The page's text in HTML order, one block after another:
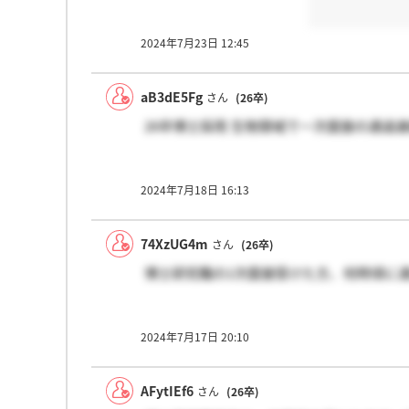
2024年7月23日 12:45
aB3dE5Fg さん (26卒)
26卒博士採用 生物領域で一次面接の通過
2024年7月18日 16:13
74XzUG4m さん (26卒)
博士研究職の1次面接受けた方、何時頃に
2024年7月17日 20:10
AFytIEf6 さん (26卒)